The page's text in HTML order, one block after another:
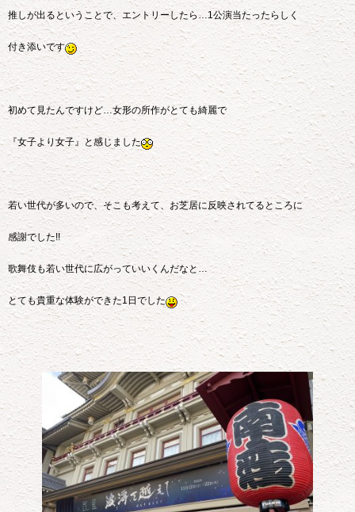
推しが出るということで、エントリーしたら…1公演当たったらしく
付き添いです
初めて見たんですけど…女形の所作がとても綺麗で
『女子より女子』と感じました
若い世代が多いので、そこも考えて、お芝居に反映されてるところに
感謝でした!!
歌舞伎も若い世代に広がっていいくんだなと…
とても貴重な体験ができた1日でした